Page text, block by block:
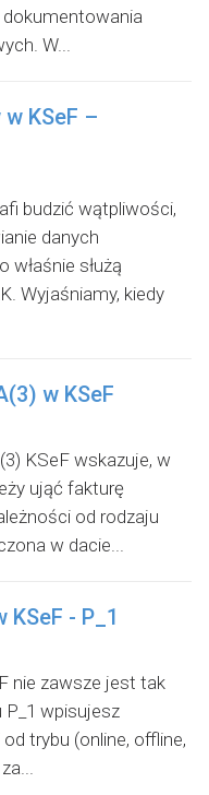
dokumentowania
W...
KSeF –
budzić wątpliwości,
danych
służą
Wyjaśniamy, kiedy
w KSeF
KSeF wskazuje, w
ująć fakturę
od rodzaju
w dacie...
- P_1
nie zawsze jest tak
P_1 wpisujesz
trybu (online, offline,